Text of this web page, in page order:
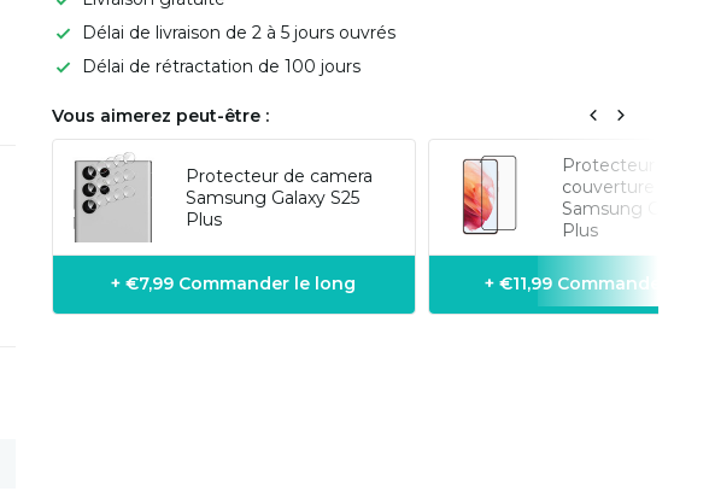
Délai de livraison de 2 à 5 jours ouvrés
Délai de rétractation de 100 jours
Vous aimerez peut-être :
Protecteur de camera
Samsung Galaxy S25
Plus
+ €7,99 Commander le long
Protecteur
couverture
Samsung Galaxy
Plus
+ €11,99 Commander le